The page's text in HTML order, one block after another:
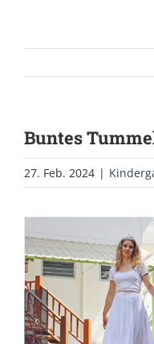
Buntes
27. Feb. 2024 |